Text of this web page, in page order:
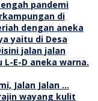
Jalan Jalan …